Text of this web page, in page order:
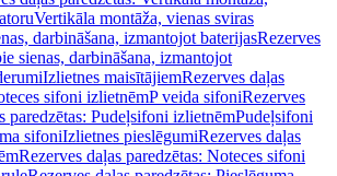
Vertikāla montāža, vienas sviras
darbināšana, izmantojot baterijasRezerves
sienas, darbināšana, izmantojot
Izlietnes maisītājiemRezerves daļas
sifoni izlietnēmP veida sifoniRezerves
paredzētas: Pudeļsifoni izlietnēmPudeļsifoni
sifoniIzlietnes pieslēgumiRezerves daļas
Rezerves daļas paredzētas: Noteces sifoni